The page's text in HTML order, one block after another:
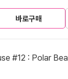
바로구매
#12 : Polar